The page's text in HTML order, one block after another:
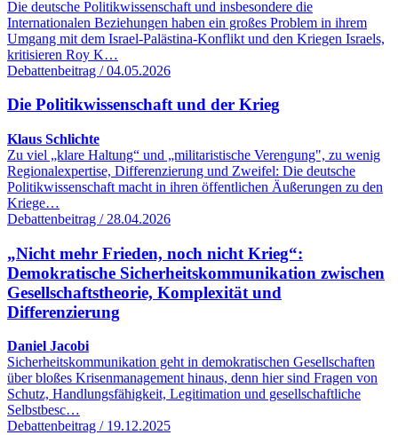
Die deutsche Politikwissenschaft und insbesondere die
Internationalen Beziehungen haben ein großes Problem in ihrem
Umgang mit dem Israel-Palästina-Konflikt und den Kriegen Israels,
kritisieren Roy K…
Debattenbeitrag / 04.05.2026
Die Politikwissenschaft und der Krieg
Klaus Schlichte
Zu viel „klare Haltung“ und „militaristische Verengung", zu wenig
Regionalexpertise, Differenzierung und Zweifel: Die deutsche
Politikwissenschaft macht in ihren öffentlichen Äußerungen zu den
Kriege…
Debattenbeitrag / 28.04.2026
„Nicht mehr Frieden, noch nicht Krieg“:
Demokratische Sicherheitskommunikation zwischen
Gesellschaftstheorie, Komplexität und
Differenzierung
Daniel Jacobi
Sicherheitskommunikation geht in demokratischen Gesellschaften
über bloßes Krisenmanagement hinaus, denn hier sind Fragen von
Schutz, Handlungsfähigkeit, Legitimation und gesellschaftliche
Selbstbesc…
Debattenbeitrag / 19.12.2025